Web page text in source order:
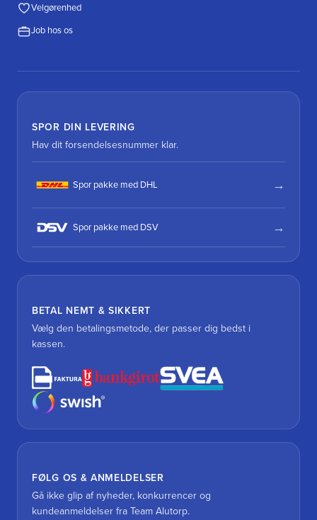
Velgørenhed
Job hos os
SPOR DIN LEVERING
Hav dit forsendelsesnummer klar.
Spor pakke med DHL
Spor pakke med DSV
BETAL NEMT & SIKKERT
Vælg den betalingsmetode, der passer dig bedst i
kassen.
FØLG OS & ANMELDELSER
Gå ikke glip af nyheder, konkurrencer og
kundeanmeldelser fra Team Alutorp.